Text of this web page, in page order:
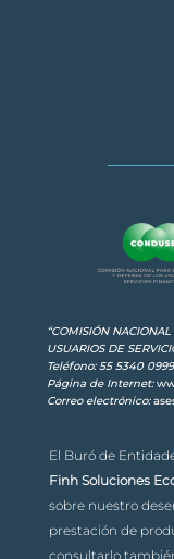
“COMISIÓN
USUARIOS DE
Teléfono: 55 5340 0999
Página de Internet:
Correo electrónico:
El Buró de
Finh Soluciones
sobre nuestro
prestación de
consultarlo